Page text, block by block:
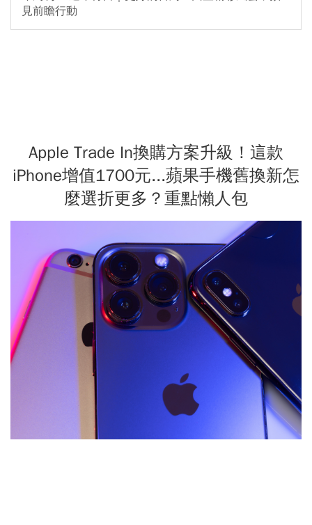
見前瞻行動
Apple Trade In換購方案升級！這款
iPhone增值1700元...蘋果手機舊換新怎
麼選折更多？重點懶人包